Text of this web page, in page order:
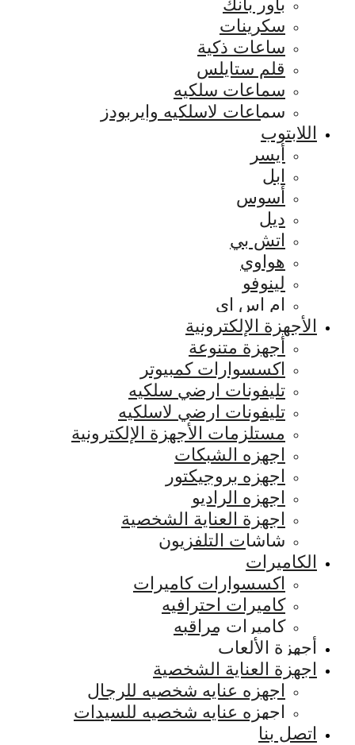
باور بانك
سكرينات
ساعات ذكية
قلم ستايلس
سماعات سلكيه
سماعات لاسلكيه وايربودز
اللابتوب
أيسر
ابل
أسوس
ديل
اتش بي
هواوي
لينوفو
ام اس اي
الأجهزة الإلكترونية
أجهزة متنوعة
اكسسوارات كمبيوتر
تليفونات ارضي سلكيه
تليفونات ارضي لاسلكيه
مستلزمات الأجهزة الإلكترونية
اجهزه الشبكات
اجهزه بروجيكتور
اجهزه الراديو
اجهزة العناية الشخصية
شاشات التلفزيون
الكاميرات
اكسسوارات كاميرات
كاميرات احترافيه
كاميرات مراقبه
أجهزة الألعاب
اجهزة العناية الشخصية
اجهزه عنايه شخصيه للرجال
اجهزه عنايه شخصيه للسيدات
اتصل بنا